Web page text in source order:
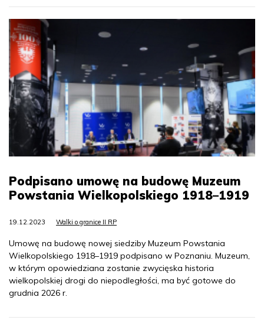
Podpisano umowę na budowę Muzeum
Powstania Wielkopolskiego 1918–1919
19.12.2023 Walki o granice II RP
Umowę na budowę nowej siedziby Muzeum Powstania
Wielkopolskiego 1918–1919 podpisano w Poznaniu. Muzeum,
w którym opowiedziana zostanie zwycięska historia
wielkopolskiej drogi do niepodległości, ma być gotowe do
grudnia 2026 r.